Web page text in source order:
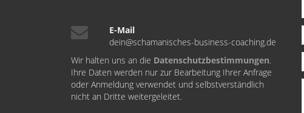
E-Mail
dein@schamanisches-business-coaching.de
Wir halten uns an die Datenschutzbestimmungen.
Ihre Daten werden nur zur Bearbeitung Ihrer Anfrage
oder Anmeldung verwendet und selbstverständlich
nicht an Dritte weitergeleitet.